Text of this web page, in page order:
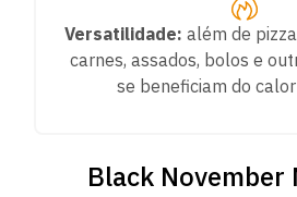
Versatilidade: além de
carnes, assados, bolos e
se beneficiam do
Black November